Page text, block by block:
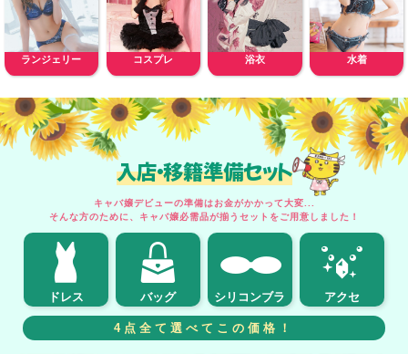
ランジェリー コスプレ 浴衣 水着
入店・移籍準備セット
キャバ嬢デビューの準備はお金がかかって大変...
そんな方のために、キャバ嬢必需品が揃うセットをご用意しました！
ドレス バッグ シリコンブラ アクセ
4点全て選べてこの価格！